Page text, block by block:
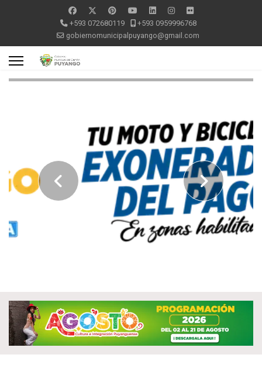
+593 072680119
+593 0959996768
gobiernomunicipalpuyango@gmail.com